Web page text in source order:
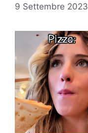
9 Settembre 2023